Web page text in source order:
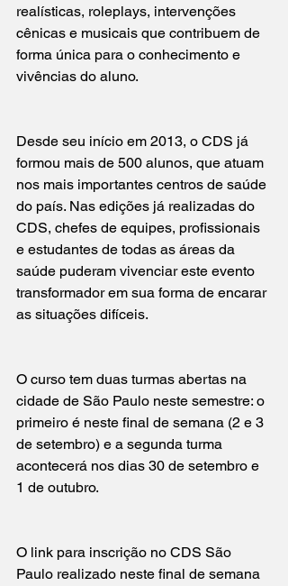
realísticas, roleplays, intervenções
cênicas e musicais que contribuem de
forma única para o conhecimento e
vivências do aluno.
Desde seu início em 2013, o CDS já
formou mais de 500 alunos, que atuam
nos mais importantes centros de saúde
do país. Nas edições já realizadas do
CDS, chefes de equipes, profissionais
e estudantes de todas as áreas da
saúde puderam vivenciar este evento
transformador em sua forma de encarar
as situações difíceis.
O curso tem duas turmas abertas na
cidade de São Paulo neste semestre: o
primeiro é neste final de semana (2 e 3
de setembro) e a segunda turma
acontecerá nos dias 30 de setembro e
1 de outubro.
O link para inscrição no CDS São
Paulo realizado neste final de semana